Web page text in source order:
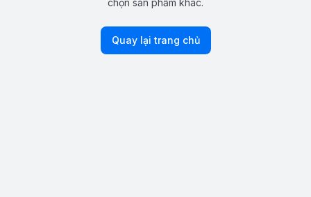
Quay lại trang chủ